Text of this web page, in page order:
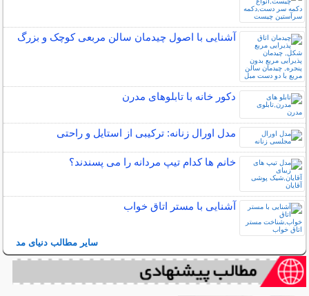
آشنایی با اصول چیدمان سالن مربعی کوچک و بزرگ
دکور خانه با تابلوهای مدرن
مدل اورال زنانه: ترکیبی از استایل و راحتی
خانم ها کدام تیپ مردانه را می پسندند؟
آشنایی با مستر اتاق خواب
سایر مطالب دنیای مد